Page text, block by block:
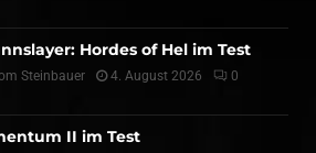
Hordes of Hel im Test
Steinbauer 4. August 2026 0
II im Test